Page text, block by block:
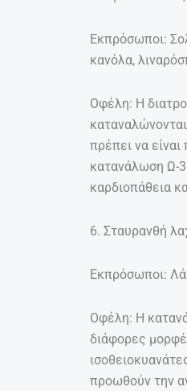
Εκπρόσωποι:
κανόλα,
Οφέλη: Η
πρέπει να
κατανάλωση Ω-
καρδιοπάθεια
6. Σταυρανθή
Εκπρόσωποι:
Οφέλη: Η
διάφορες
προωθούν την